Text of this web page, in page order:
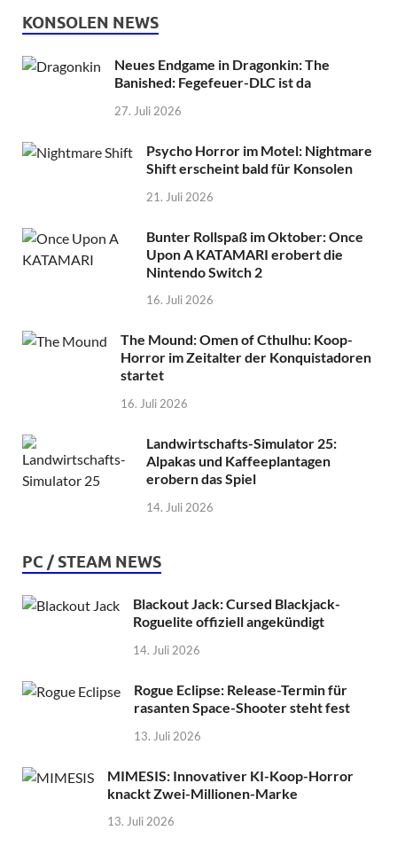
KONSOLEN NEWS
Neues Endgame in Dragonkin: The
Banished: Fegefeuer-DLC ist da
27. Juli 2026
Psycho Horror im Motel: Nightmare
Shift erscheint bald für Konsolen
21. Juli 2026
Bunter Rollspaß im Oktober: Once
Upon A KATAMARI erobert die
Nintendo Switch 2
16. Juli 2026
The Mound: Omen of Cthulhu: Koop-
Horror im Zeitalter der Konquistadoren
startet
16. Juli 2026
Landwirtschafts-Simulator 25:
Alpakas und Kaffeeplantagen
erobern das Spiel
14. Juli 2026
PC / STEAM NEWS
Blackout Jack: Cursed Blackjack-
Roguelite offiziell angekündigt
14. Juli 2026
Rogue Eclipse: Release-Termin für
rasanten Space-Shooter steht fest
13. Juli 2026
MIMESIS: Innovativer KI-Koop-Horror
knackt Zwei-Millionen-Marke
13. Juli 2026